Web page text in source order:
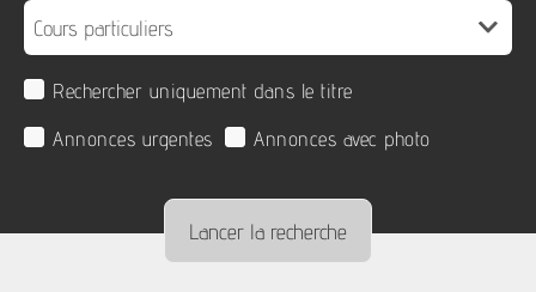
Rechercher uniquement dans le titre
Annonces urgentes
Annonces avec photo